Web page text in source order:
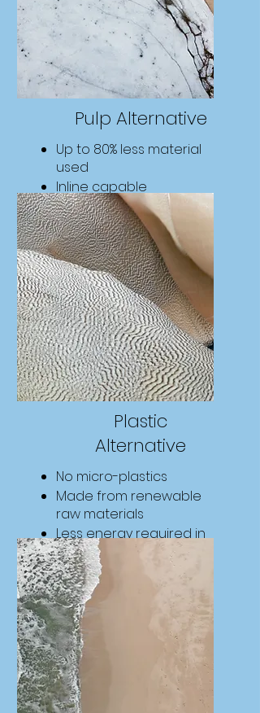
Pulp Alternative
Up to 80% less material
used
Inline capable
Printable with text,
barcodes and pictures
Find Out More
Plastic
Alternative
No micro-plastics
Made from renewable
raw materials
Less energy required in
the manufacturing
process
Find Out More